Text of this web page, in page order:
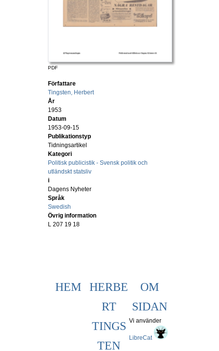
PDF
Författare
Tingsten, Herbert
År
1953
Datum
1953-09-15
Publikationstyp
Tidningsartikel
Kategori
Politisk publicistik - Svensk politik och
utländskt statsliv
i
Dagens Nyheter
Språk
Swedish
Övrig information
L 207 19 18
HEM
HERBE
RT
TINGS
TEN
OM
SIDAN
Vi använder
LibreCat